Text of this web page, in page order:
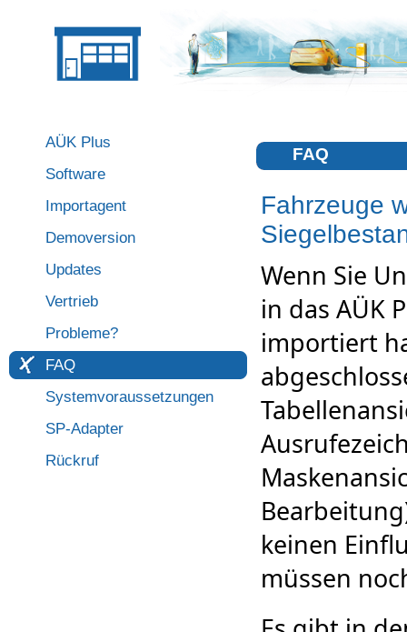
AÜK Plus
Software
Importagent
Demoversion
Updates
Vertrieb
Probleme?
FAQ
Systemvoraussetzungen
SP-Adapter
Rückruf
FAQ
Fahrzeuge
Wenn Sie
in das AÜK
importiert
keinen
müssen